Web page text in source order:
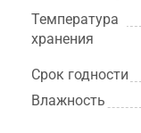
Температура
хранения
Срок годности
Влажность